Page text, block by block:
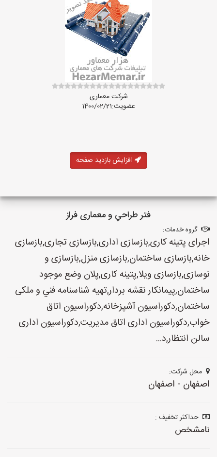
شرکت معماری
عضویت:1400/02/21
افزایش بازدید صفحه
فتر طراحي و معماری فراز
گروه خدمات:
اجرای پتینه کاری,بازسازی اداری,بازسازی تجاری,بازسازی
خانه,بازسازی ساختمان,بازسازی منزل,بازسازی و
نوسازی,بازسازی ویلا,پتینه کاری,پلان وضع موجود
ساختمان,پیمانکار نقشه بردار,تهيه شناسنامه فني و ملكی
ساختمان,دکوراسیون آشپزخانه,دکوراسیون اتاق
خواب,دکوراسیون اداری اتاق مدیریت,دکوراسیون اداری
سالن انتظار,د...
محل شرکت:
اصفهان - اصفهان
حداکثر تخفیف :
نامشخص